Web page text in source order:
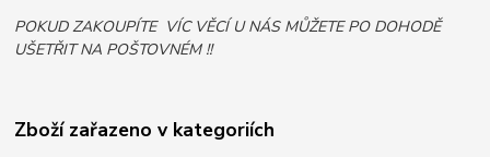
POKUD ZAKOUPÍTE VÍC VĚCÍ U NÁS MŮŽETE PO DOHODĚ
UŠETŘIT NA POŠTOVNÉM !!
Zboží zařazeno v kategoriích